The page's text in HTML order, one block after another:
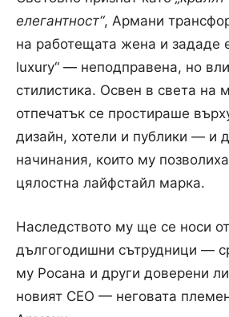
елегантност“, Армани
на работещата жена и зададе
luxury“ — неподправена, но
стилистика. Освен в света на
отпечатък се простираше
дизайн, хотели и публики — и
начинания, които му
цялостна лайфстайл марка.
Наследството му ще се носи
дългогодишни сътрудници —
му Росана и други доверени
новият CEO — неговата